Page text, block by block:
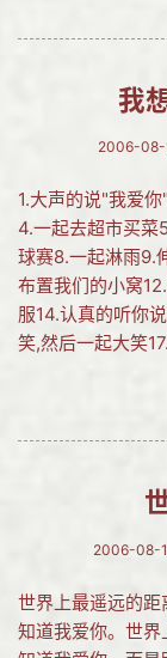
我
2006-08-
1.大声的说"我爱
4.一起去超市买菜
球赛8.一起淋雨9.
布置我们的小窝
服14.认真的听你
笑,然后一起大笑
2006-08-
世界上最遥远的
知道我爱你。世